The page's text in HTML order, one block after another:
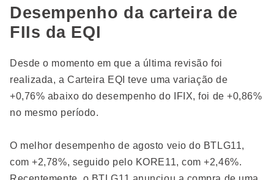
Desempenho da carteira de
FIIs da EQI
Desde o momento em que a última revisão foi
realizada, a Carteira EQI teve uma variação de
+0,76% abaixo do desempenho do IFIX, foi de +0,86%
no mesmo período.
O melhor desempenho de agosto veio do BTLG11,
com +2,78%, seguido pelo KORE11, com +2,46%.